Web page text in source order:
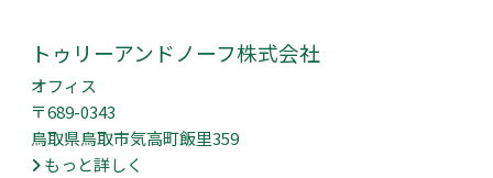
トゥリーアンドノーフ株式会社
オフィス
〒689-0343
鳥取県鳥取市気高町飯里359
もっと詳しく